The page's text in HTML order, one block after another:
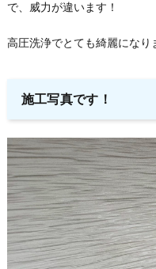
で、威力が違います！
高圧洗浄でとても綺麗になり
施工写真です！